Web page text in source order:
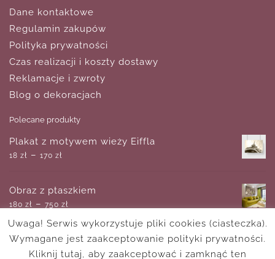
Dane kontaktowe
Regulamin zakupów
Polityka prywatności
Czas realizacji i koszty dostawy
Reklamacje i zwroty
Blog o dekoracjach
Polecane produkty
Plakat z motywem wieży Eiffla
18 zł – 170 zł
Obraz z ptaszkiem
180 zł – 750 zł
Motyw głowy jelenia na plakacie
– 170 zł
Uwaga! Serwis wykorzystuje pliki cookies (ciasteczka).
Wymagane jest zaakceptowanie polityki prywatności.
Kliknij tutaj, aby zaakceptować i zamknąć ten